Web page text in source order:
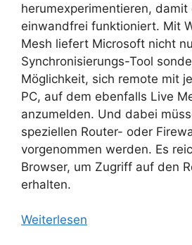
herumexperimentieren, damit
einwandfrei funktioniert. Mit
Mesh liefert Microsoft nicht
Synchronisierungs-Tool
Möglichkeit, sich remote mit
PC, auf dem ebenfalls Live
anzumelden. Und dabei
speziellen Router- oder
vorgenommen werden. Es
Browser, um Zugriff auf den
erhalten.
Weiterlesen